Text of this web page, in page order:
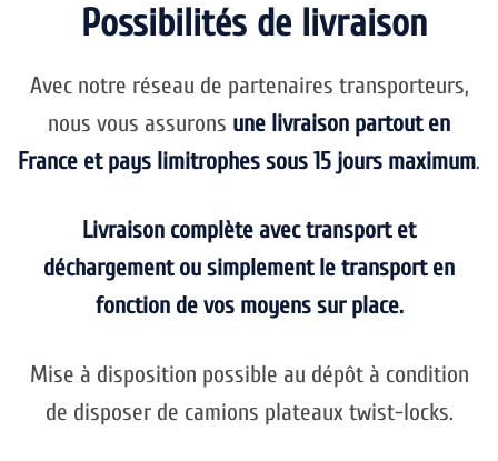
Possibilités de livraison
Avec notre réseau de partenaires transporteurs,
nous vous assurons une livraison partout en
France et pays limitrophes sous 15 jours maximum.
Livraison complète avec transport et
déchargement ou simplement le transport en
fonction de vos moyens sur place.
Mise à disposition possible au dépôt à condition
de disposer de camions plateaux twist-locks.